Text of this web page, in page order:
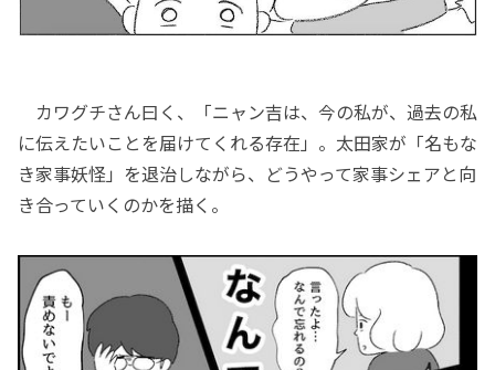
カワグチさん曰く、「ニャン吉は、今の私が、過去の私
に伝えたいことを届けてくれる存在」。太田家が「名もな
き家事妖怪」を退治しながら、どうやって家事シェアと向
き合っていくのかを描く。